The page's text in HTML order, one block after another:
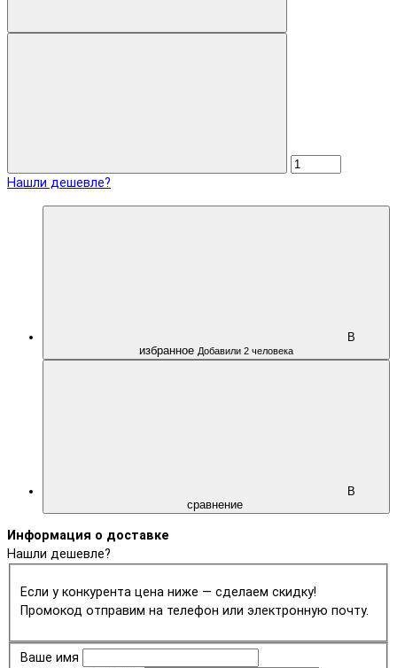
Нашли дешевле?
В
избранное Добавили 2 человека
В
сравнение
Информация о доставке
Нашли дешевле?
Если у конкурента цена ниже — сделаем скидку!
Промокод отправим на телефон или электронную почту.
Ваше имя